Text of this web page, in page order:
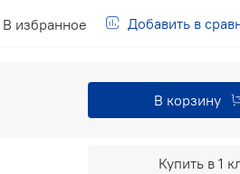
В избранное Добавить в
В корзину
Купить в 1